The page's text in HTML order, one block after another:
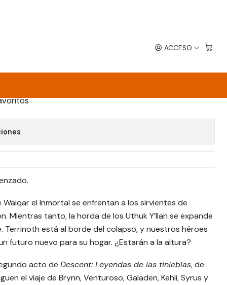
ACCESO
LAS TINIEBLAS: LA GUERRA DEL
el Inmortal se enfrentan a los sirvientes de
Mientras tanto, la horda de los Uthuk Y’llan se expande
Terrinoth está al borde del colapso, y nuestros héroes
futuro nuevo para su hogar. ¿Estarán a la altura?
acto de Descent: Leyendas de las tinieblas, de
el viaje de Brynn, Venturoso, Galaden, Kehli, Syrus y